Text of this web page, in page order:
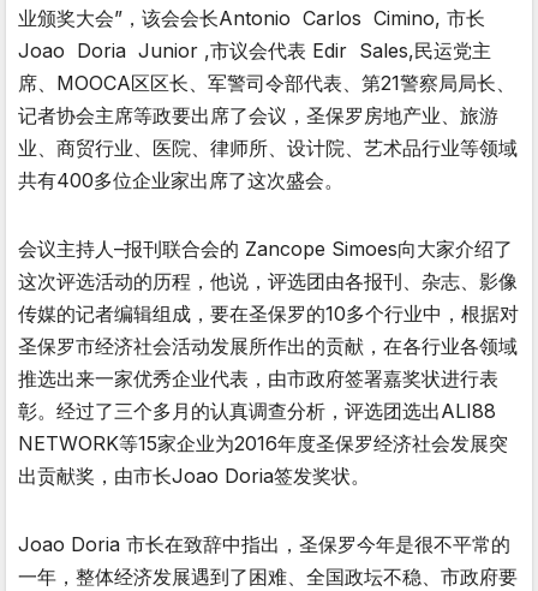
业颁奖大会”，该会会长Antonio Carlos Cimino, 市长
Joao Doria Junior ,市议会代表 Edir Sales,民运党主
席、MOOCA区区长、军警司令部代表、第21警察局局长、
记者协会主席等政要出席了会议，圣保罗房地产业、旅游
业、商贸行业、医院、律师所、设计院、艺术品行业等领域
共有400多位企业家出席了这次盛会。
会议主持人–报刊联合会的 Zancope Simoes向大家介绍了
这次评选活动的历程，他说，评选团由各报刊、杂志、影像
传媒的记者编辑组成，要在圣保罗的10多个行业中，根据对
圣保罗市经济社会活动发展所作出的贡献，在各行业各领域
推选出来一家优秀企业代表，由市政府签署嘉奖状进行表
彰。经过了三个多月的认真调查分析，评选团选出ALI88
NETWORK等15家企业为2016年度圣保罗经济社会发展突
出贡献奖，由市长Joao Doria签发奖状。
Joao Doria 市长在致辞中指出，圣保罗今年是很不平常的
一年，整体经济发展遇到了困难、全国政坛不稳、市政府要